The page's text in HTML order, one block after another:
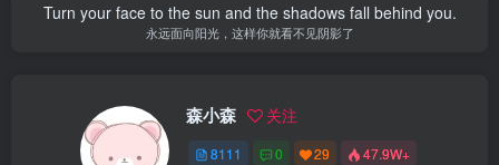
Turn your face to the sun and the shadows fall behind you.
永远面向阳光，这样你就看不见阴影了
森小森 关注
8111 0 29 47.9W+